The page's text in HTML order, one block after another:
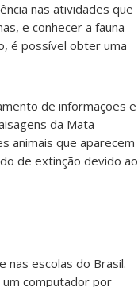
nas atividades que
e conhecer a fauna
é possível obter uma
de informações e
da Mata
animais que aparecem
de extinção devido ao
nas escolas do Brasil.
computador por